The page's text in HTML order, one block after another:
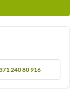
240 80 916